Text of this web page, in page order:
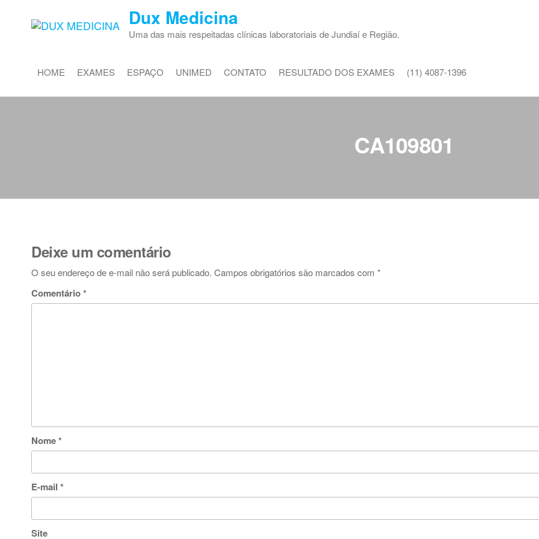
Dux Medicina
Uma das mais respeitadas clínicas laboratoriais de Jundiaí e Região.
HOME EXAMES ESPAÇO UNIMED CONTATO RESULTADO DOS EXAMES (11) 4087-1396
CA109801
Deixe um comentário
O seu endereço de e-mail não será publicado. Campos obrigatórios são marcados com *
Comentário*
Nome*
E-mail *
Site